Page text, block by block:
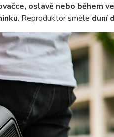
oslavě nebo během
. Reproduktor směle duní